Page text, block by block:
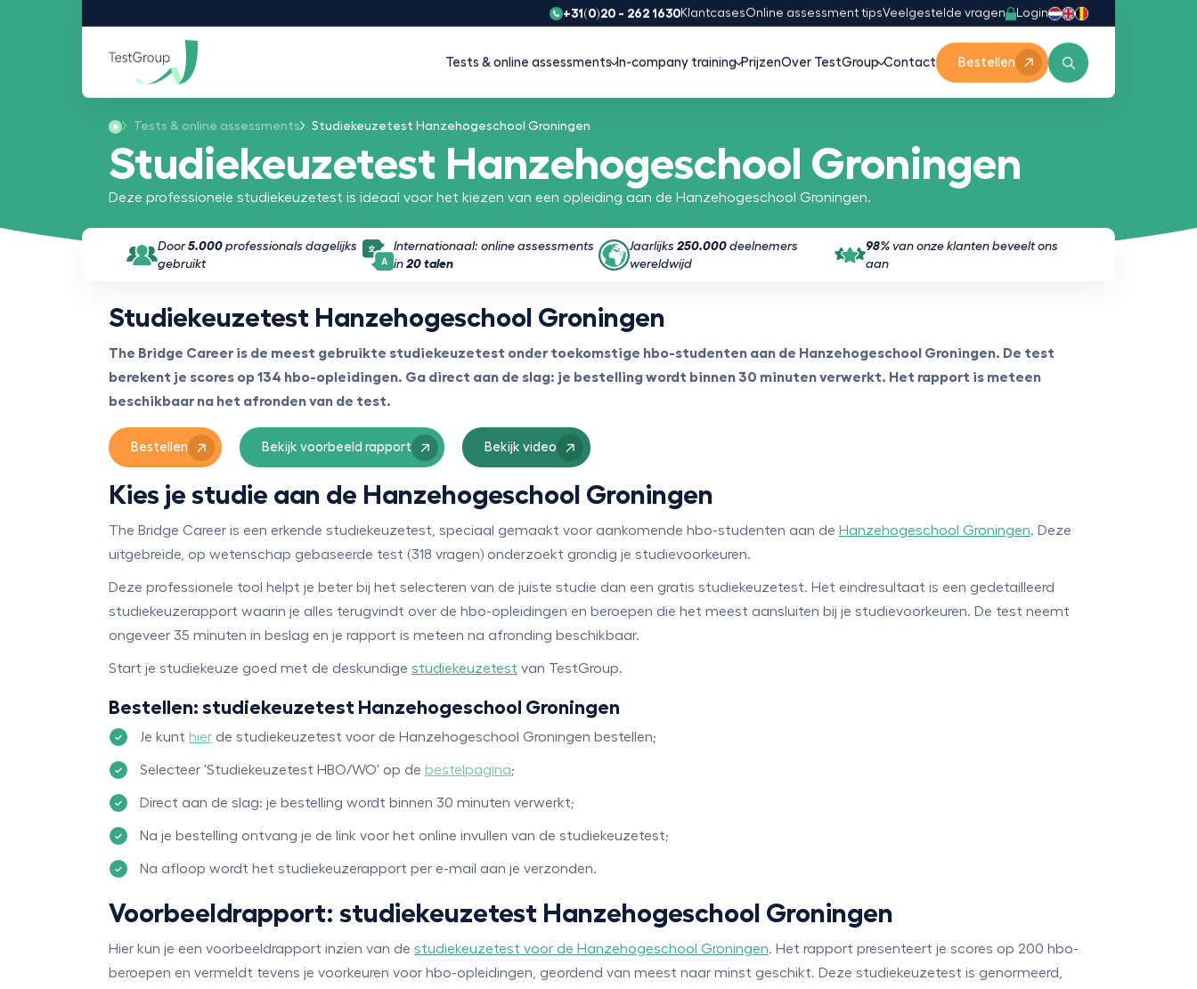
+31(0)20 - 262 1630KlantcasesOnline assessment tipsVeelgestelde vragen Login
Tests & online assessments In-company training PrijzenOver TestGroup Contact Bestellen
Tests & online assessments Studiekeuzetest Hanzehogeschool Groningen
Studiekeuzetest Hanzehogeschool Groningen
Deze professionele studiekeuzetest is ideaal voor het kiezen van een opleiding aan de Hanzehogeschool Groningen.
Door5.000 professionals dagelijks
gebruikt
Internationaal: online assessments
in 20 talen
Jaarlijks 250.000 deelnemers
wereldwijd
98% van onze klanten beveelt ons
aan
Studiekeuzetest Hanzehogeschool Groningen
The Bridge Career is de meest gebruikte studiekeuzetest onder toekomstige hbo-studenten aan de Hanzehogeschool Groningen. De test
berekent je scores op 134 hbo-opleidingen. Ga direct aan de slag: je bestelling wordt binnen 30 minuten verwerkt. Het rapport is meteen
beschikbaar na het afronden van de test.
Bestellen Bekijk voorbeeld rapport Bekijk video
Kies je studie aan de Hanzehogeschool Groningen
The Bridge Career is een erkende studiekeuzetest, speciaal gemaakt voor aankomende hbo-studenten aan de Hanzehogeschool Groningen. Deze
uitgebreide, op wetenschap gebaseerde test (318 vragen) onderzoekt grondig je studievoorkeuren.
Deze professionele tool helpt je beter bij het selecteren van de juiste studie dan een gratis studiekeuzetest. Het eindresultaat is een gedetailleerd
studiekeuzerapport waarin je alles terugvindt over de hbo-opleidingen en beroepen die het meest aansluiten bij je studievoorkeuren. De test neemt
ongeveer 35 minuten in beslag en je rapport is meteen na afronding beschikbaar.
Start je studiekeuze goed met de deskundige studiekeuzetest van TestGroup.
Bestellen: studiekeuzetest Hanzehogeschool Groningen
Je kunt hier de studiekeuzetest voor de Hanzehogeschool Groningen bestellen;
Selecteer 'Studiekeuzetest HBO/WO' op de bestelpagina;
Direct aan de slag: je bestelling wordt binnen 30 minuten verwerkt;
Na je bestelling ontvang je de link voor het online invullen van de studiekeuzetest;
Na afloop wordt het studiekeuzerapport per e-mail aan je verzonden.
Voorbeeldrapport: studiekeuzetest Hanzehogeschool Groningen
Hier kun je een voorbeeldrapport inzien van de studiekeuzetest voor de Hanzehogeschool Groningen. Het rapport presenteert je scores op 200 hbo-
beroepen en vermeldt tevens je voorkeuren voor hbo-opleidingen, geordend van meest naar minst geschikt. Deze studiekeuzetest is genormeerd,